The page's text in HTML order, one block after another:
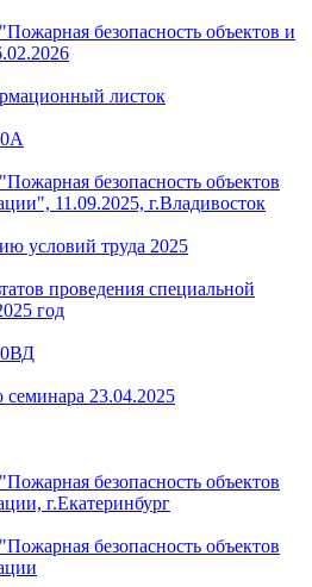
безопасность объектов и
листок
безопасность объектов
11.09.2025, г.Владивосток
условий труда 2025
проведения специальной
год
семинара 23.04.2025
безопасность объектов
г.Екатеринбург
безопасность объектов